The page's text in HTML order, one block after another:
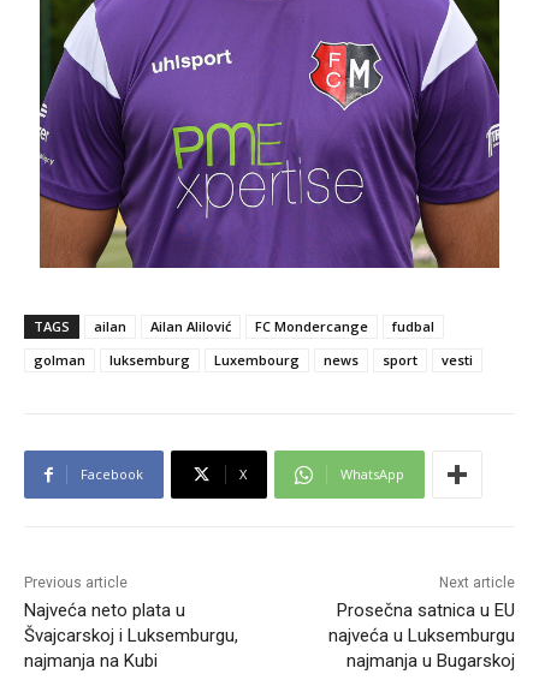
TAGS ailan Ailan Alilović FC Mondercange
fudbal
golman
luksemburg Luxembourg news sport vesti
Facebook X WhatsApp
Previous article
Najveća neto plata u
Švajcarskoj i Luksemburgu,
najmanja na Kubi
Next article
Prosečna satnica u EU
najveća u Luksemburgu
najmanja u Bugarskoj